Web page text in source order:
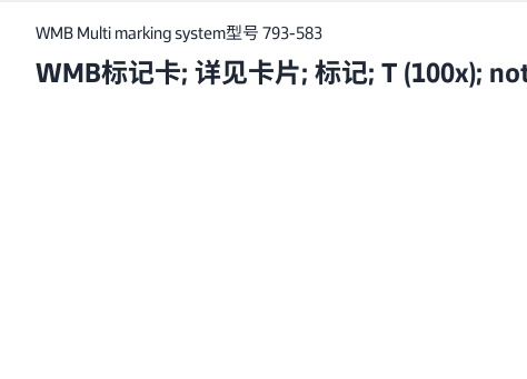
WMB Multi marking system型号 793-583
WMB标记卡; 详见卡片; 标记; T (100x);